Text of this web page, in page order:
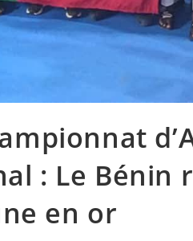
: Le Bénin
en or